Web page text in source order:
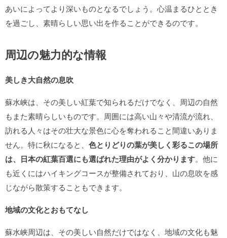
あいによってより深いものとなるでしょう。心温まるひととき
を過ごし、素晴らしい思い出を作ることができるのです。
周辺の魅力的な情報
美しき大自然の息吹
蘇水峡は、その美しい紅葉で知られるだけでなく、周辺の自然
もまた素晴らしいものです。周囲には高い山々や清流が流れ、
訪れる人々はその壮大な景色に心を奪われること間違いありま
せん。特に秋になると、 色とりどりの葉が美しく彩るこの場所
は、日本の紅葉百選にも選ばれた理由がよく分かります。他に
も近くにはハイキングコースが整備されており、山の息吹を感
じながら散策することもできます。
地域の文化とおもてなし
蘇水峡周辺は、その美しい自然だけではなく、地域の文化も魅